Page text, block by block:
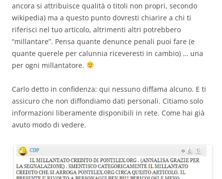
ancora si attribuisce qualità o titoli non propri, secondo
wikipedia) ma a questo punto dovresti chiarire a chi ti
riferisci nel tuo articolo, altrimenti altri potrebbero
“millantare”. Pensa quante denunce penali puoi fare (e
quante querele per calunnia riceveresti in cambio) … una
per ogni millantatore.
Carlo detto in confidenza: qui nessuno diffama alcuno. E ti
assicuro che non diffondiamo dati personali. Citiamo solo
informazioni liberamente disponibili in rete. Come hai già
avuto modo di vedere.